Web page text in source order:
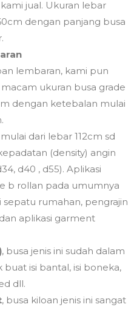
jual. Ukuran lebar
dengan panjang busa
lembaran, kami pun
ukuran busa grade
dengan ketebalan mulai
dari lebar 112cm sd
(density) angin
d40 , d55). Aplikasi
b rollan pada umumnya
rumahan, pengrajin
aplikasi garment
, busa jenis ini sudah dalam
isi bantal, isi boneka,
dll.
, busa kiloan jenis ini sangat